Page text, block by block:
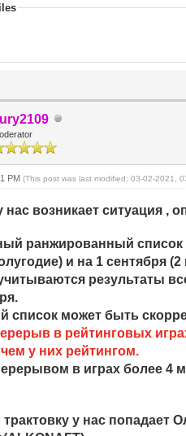
PM(This post was last modified: 03-02-2021,
возникает ситуация ,
ранжированный список
и на 1 сентября
результаты
список может быть
в рейтинговых
у них рейтингом.
в играх более 4
у нас попадает